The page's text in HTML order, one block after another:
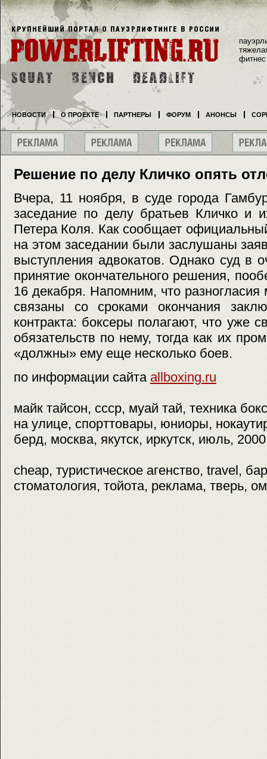
Решение по делу Кличко опять
Вчера, 11 ноября, в суде города
заседание по делу братьев Кличко и
Петера Коля. Как сообщает
на этом заседании были заслушаны
выступления адвокатов. Однако суд в
принятие окончательного решения,
16 декабря. Напомним, что
связаны со сроками окончания
контракта: боксеры полагают, что уже
обязательств по нему, тогда как их
«должны» ему еще несколько боев.
по информации сайта allboxing.ru
майк тайсон, ссср, муай тай, техника
на улице, спорттовары, юниоры,
берд, москва, якутск, иркутск, июль,
cheap, туристическое агенство, travel,
стоматология, тойота, реклама, тверь,
фитнес
НОВОСТИ О ПРОЕКТЕ ПАРТНЕРЫ ФОРУМ АНОНСЫ